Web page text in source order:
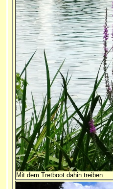
Mit dem Tretboot dahin treiben